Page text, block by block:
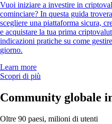
Vuoi iniziare a investire in
cominciare? In questa guida
scegliere una piattaforma sicura,
e acquistare la tua prima
indicazioni pratiche su come
giorno.
Learn more
Scopri di più
Community globale
Oltre 90 paesi, milioni di utenti